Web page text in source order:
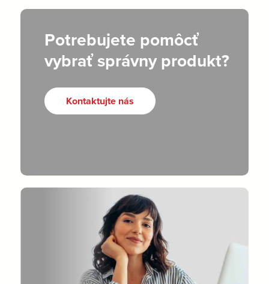
Potrebujete pomôcť
vybrať správny produkt?
Kontaktujte nás